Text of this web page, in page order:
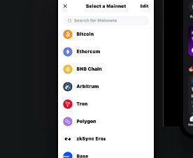
Português (Portugal)
Bahasa Indonesia